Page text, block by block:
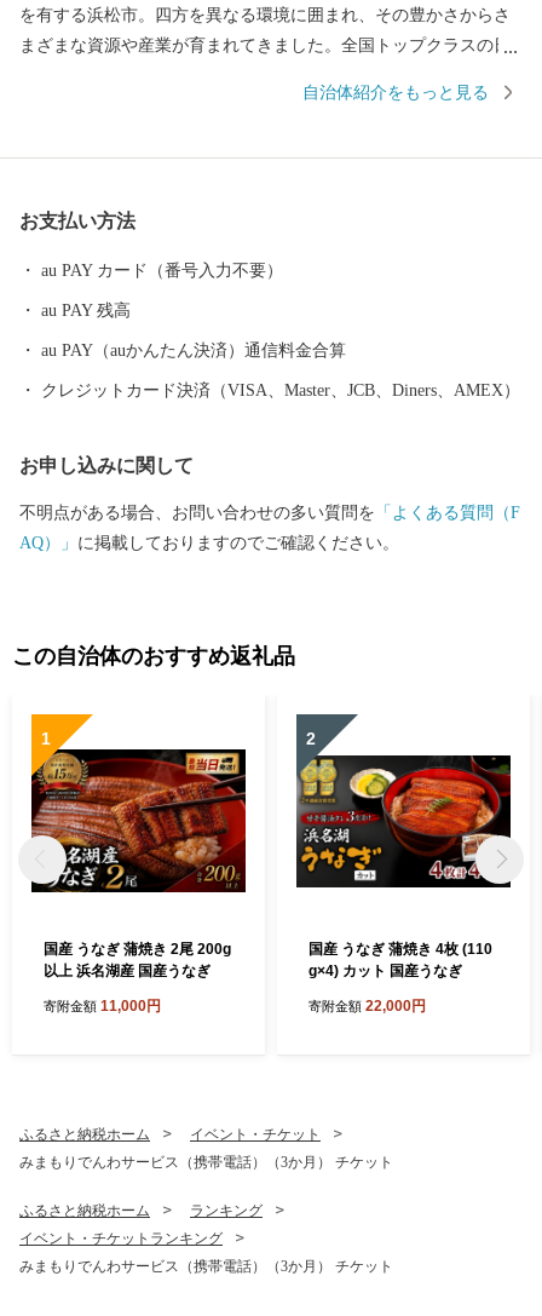
を有する浜松市。四方を異なる環境に囲まれ、その豊かさからさ
まざまな資源や産業が育まれてきました。全国トップクラスの日
ほか、楽器やオートバイ、繊維、食品など、ものづくりの街は生
まなウォーター・ビーチ・マリンスポーツを楽しむことができ、
自治体紹介をもっと見る
お支払い方法
au PAY カード（番号入力不要）
au PAY 残高
au PAY（auかんたん決済）通信料金合算
クレジットカード決済（VISA、Master、JCB、Diners、AMEX）
お申し込みに関して
不明点がある場合、お問い合わせの多い質問を 「よくある質問（F
AQ）」 に掲載しておりますのでご確認ください。
この自治体のおすすめ返礼品
1
国産 うなぎ 蒲焼き 2尾 200g
以上 浜名湖産 国産うなぎ
寄附金額 11,000円
2
国産 うなぎ 蒲焼き 4枚 (110
g×4) カット 国産うなぎ
寄附金額 22,000円
ふるさと納税ホーム
イベント・チケット
みまもりでんわサービス（携帯電話）（3か月） チケット
ふるさと納税ホーム
ランキング
イベント・チケットランキング
みまもりでんわサービス（携帯電話）（3か月） チケット